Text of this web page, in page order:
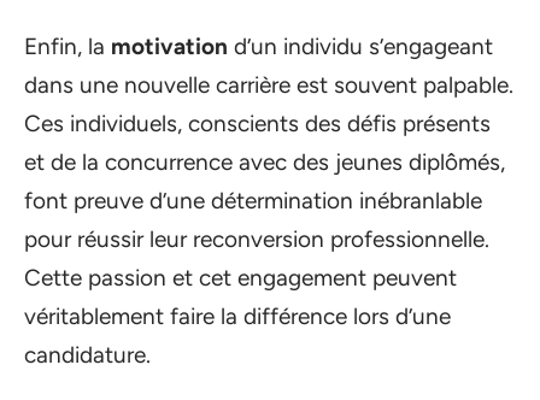
Enfin, la motivation d’un individu s’engageant
dans une nouvelle carrière est souvent palpable.
Ces individuels, conscients des défis présents
et de la concurrence avec des jeunes diplômés,
font preuve d’une détermination inébranlable
pour réussir leur reconversion professionnelle.
Cette passion et cet engagement peuvent
véritablement faire la différence lors d’une
candidature.